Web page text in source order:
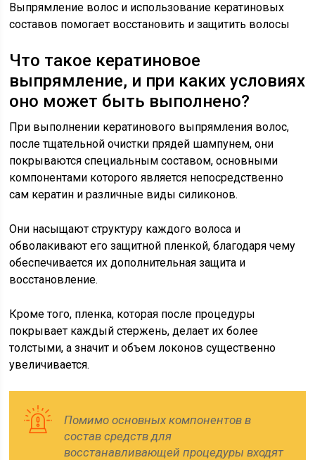
Выпрямление волос и использование кератиновых
составов помогает восстановить и защитить волосы
Что такое кератиновое
выпрямление, и при каких условиях
оно может быть выполнено?
При выполнении кератинового выпрямления волос,
после тщательной очистки прядей шампунем, они
покрываются специальным составом, основными
компонентами которого является непосредственно
сам кератин и различные виды силиконов.
Они насыщают структуру каждого волоса и
обволакивают его защитной пленкой, благодаря чему
обеспечивается их дополнительная защита и
восстановление.
Кроме того, пленка, которая после процедуры
покрывает каждый стержень, делает их более
толстыми, а значит и объем локонов существенно
увеличивается.
Помимо основных компонентов в
состав средств для
восстанавливающей процедуры входят